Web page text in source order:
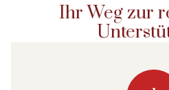
Ihr Weg zur